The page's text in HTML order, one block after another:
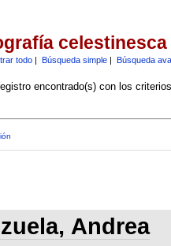
celestinesca
todo| Búsqueda simple| Búsqueda
encontrado(s) con los
Andrea